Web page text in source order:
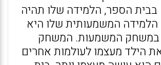
בבית הספר, הלמידה שלו תהיה
המשמעותית שלו היא
במשחק המשמעות. המשחק
הילד מעצמו לעולמות אחרים